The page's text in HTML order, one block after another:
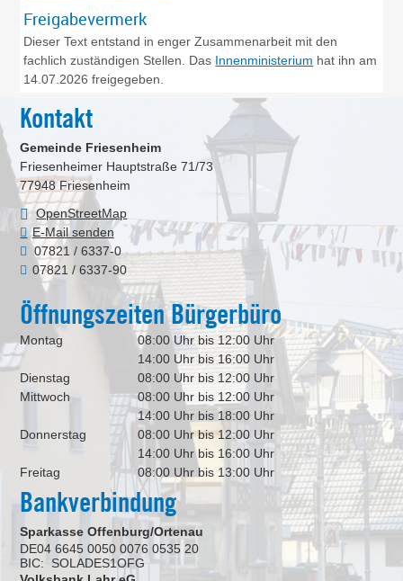
Freigabevermerk
Dieser Text entstand in enger Zusammenarbeit mit den
fachlich zuständigen Stellen. Das Innenministerium hat ihn am
14.07.2026 freigegeben.
Kontakt
Gemeinde Friesenheim
Friesenheimer Hauptstraße 71/73
77948 Friesenheim
OpenStreetMap
E-Mail senden
07821 / 6337-0
07821 / 6337-90
Öffnungszeiten Bürgerbüro
Montag
08:00 Uhr bis 12:00 Uhr
14:00 Uhr bis 16:00 Uhr
Dienstag
08:00 Uhr bis 12:00 Uhr
Mittwoch
08:00 Uhr bis 12:00 Uhr
14:00 Uhr bis 18:00 Uhr
Donnerstag
08:00 Uhr bis 12:00 Uhr
14:00 Uhr bis 16:00 Uhr
Freitag
08:00 Uhr bis 13:00 Uhr
Bankverbindung
Sparkasse Offenburg/Ortenau
DE04 6645 0050 0076 0535 20
BIC: SOLADES1OFG